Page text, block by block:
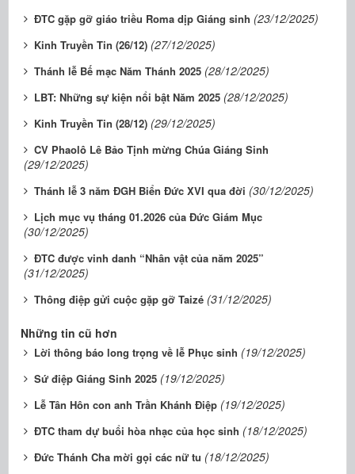
ĐTC gặp gỡ giáo triều Roma dịp Giáng sinh (23/12/2025)
Kinh Truyền Tin (26/12) (27/12/2025)
Thánh lễ Bế mạc Năm Thánh 2025 (28/12/2025)
LBT: Những sự kiện nổi bật Năm 2025 (28/12/2025)
Kinh Truyền Tin (28/12) (29/12/2025)
CV Phaolô Lê Bảo Tịnh mừng Chúa Giáng Sinh
(29/12/2025)
Thánh lễ 3 năm ĐGH Biển Đức XVI qua đời (30/12/2025)
Lịch mục vụ tháng 01.2026 của Đức Giám Mục
(30/12/2025)
ĐTC được vinh danh “Nhân vật của năm 2025”
(31/12/2025)
Thông điệp gửi cuộc gặp gỡ Taizé (31/12/2025)
Những tin cũ hơn
Lời thông báo long trọng về lễ Phục sinh (19/12/2025)
Sứ điệp Giáng Sinh 2025 (19/12/2025)
Lễ Tân Hôn con anh Trần Khánh Điệp (19/12/2025)
ĐTC tham dự buổi hòa nhạc của học sinh (18/12/2025)
Đức Thánh Cha mời gọi các nữ tu (18/12/2025)